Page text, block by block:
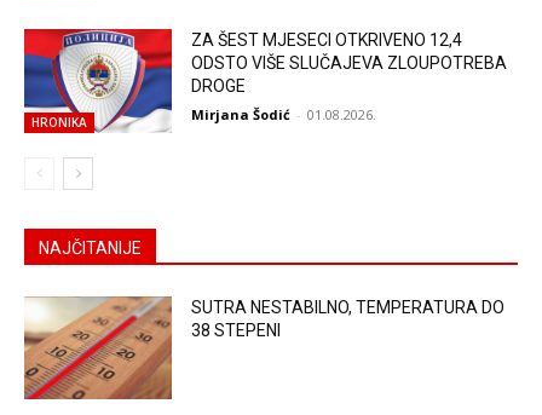
HRONIKA
ZA ŠEST MJESECI OTKRIVENO 12,4
ODSTO VIŠE SLUČAJEVA ZLOUPOTREBA
DROGE
Mirjana Šodić - 01.08.2026.
NAJČITANIJE
SUTRA NESTABILNO, TEMPERATURA DO
38 STEPENI